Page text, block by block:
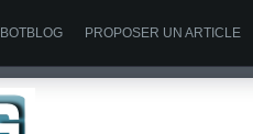
PROPOSER UN ARTICLE